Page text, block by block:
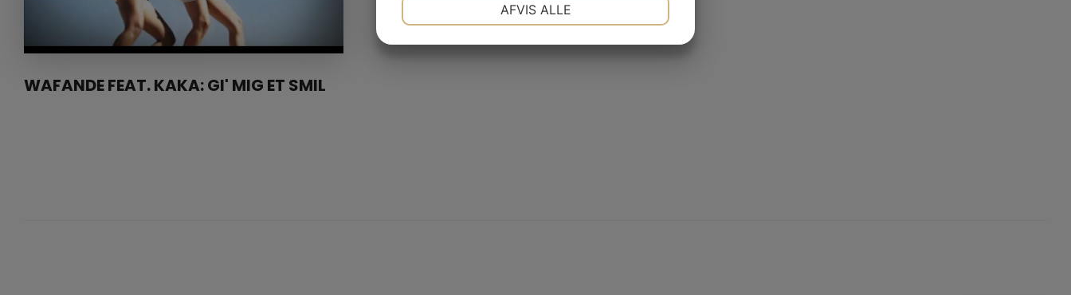
WAFANDE FEAT. KAKA: GI' MIG ET SMIL
AFVIS ALLE